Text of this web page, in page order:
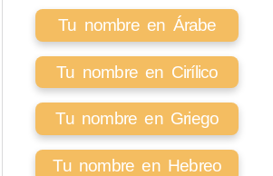
Tu nombre en Árabe
Tu nombre en Cirílico
Tu nombre en Griego
Tu nombre en Hebreo